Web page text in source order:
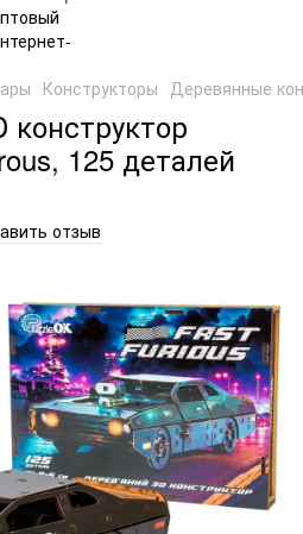
Конструкторы Деревянные
125 деталей
отзыв